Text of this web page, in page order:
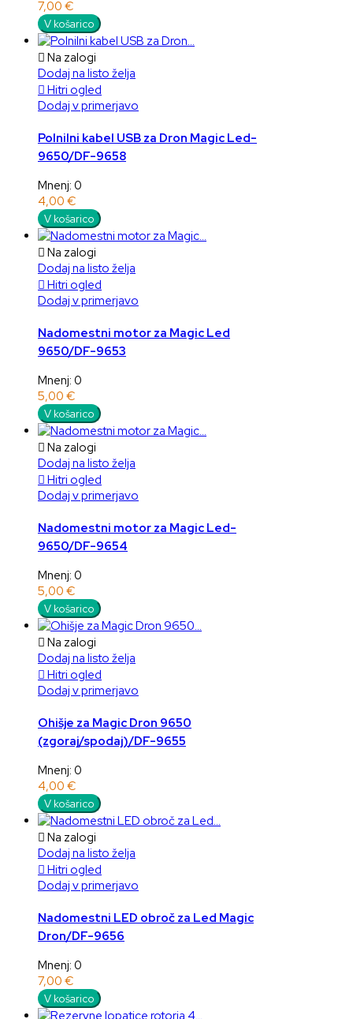
7,00 €
V košarico
 Na zalogi
Dodaj na listo želja
 Hitri ogled
Dodaj v primerjavo
Polnilni kabel USB za Dron Magic Led-
9650/DF-9658
Mnenj: 0
4,00 €
V košarico
 Na zalogi
Dodaj na listo želja
 Hitri ogled
Dodaj v primerjavo
Nadomestni motor za Magic Led
9650/DF-9653
Mnenj: 0
5,00 €
V košarico
 Na zalogi
Dodaj na listo želja
 Hitri ogled
Dodaj v primerjavo
Nadomestni motor za Magic Led-
9650/DF-9654
Mnenj: 0
5,00 €
V košarico
 Na zalogi
Dodaj na listo želja
 Hitri ogled
Dodaj v primerjavo
Ohišje za Magic Dron 9650
(zgoraj/spodaj)/DF-9655
Mnenj: 0
4,00 €
V košarico
 Na zalogi
Dodaj na listo želja
 Hitri ogled
Dodaj v primerjavo
Nadomestni LED obroč za Led Magic
Dron/DF-9656
Mnenj: 0
7,00 €
V košarico